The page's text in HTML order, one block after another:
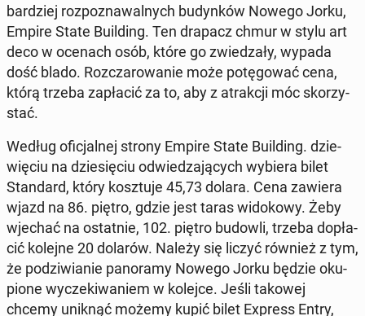
bar­dziej roz­po­zna­wal­nych bu­dyn­ków Nowego Jorku,
Empire State Bu­il­ding. Ten drapacz chmur w stylu art
deco w ocenach osób, które go zwie­dza­ły, wypada
dość blado. Roz­cza­ro­wa­nie może po­tę­go­wać cena,
którą trzeba za­pła­cić za to, aby z atrak­cji móc sko­rzy­
stać.
Według ofi­cjal­nej strony Empire State Bu­il­ding. dzie­
wię­ciu na dzie­się­ciu od­wie­dza­ją­cych wybiera bilet
Stan­dard, który kosz­tu­je 45,73 dolara. Cena zawiera
wjazd na 86. piętro, gdzie jest taras wi­do­ko­wy. Żeby
wjechać na ostat­nie, 102. piętro budowli, trzeba do­pła­
cić kolejne 20 dolarów. Należy się liczyć również z tym,
że po­dzi­wia­nie pa­no­ra­my Nowego Jorku będzie oku­
pio­ne wy­cze­ki­wa­niem w kolejce. Jeśli takowej
chcemy uniknąć możemy kupić bilet Express Entry,